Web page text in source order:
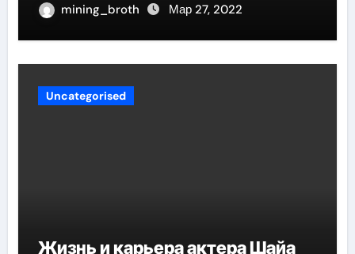
mining_broth Мар 27, 2022
Uncategorised
Жизнь и карьера актера Шайа